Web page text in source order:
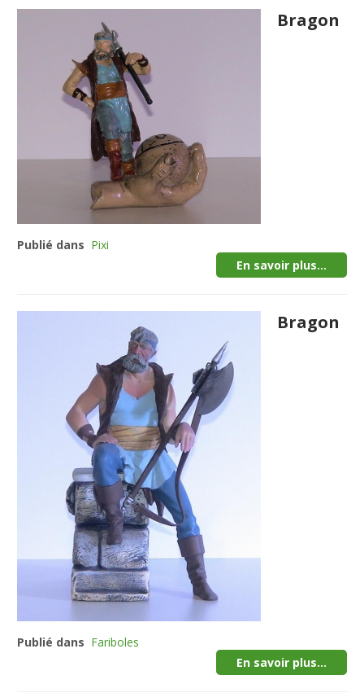
Bragon
Publié dans Pixi
En savoir plus...
Bragon
Publié dans Fariboles
En savoir plus...